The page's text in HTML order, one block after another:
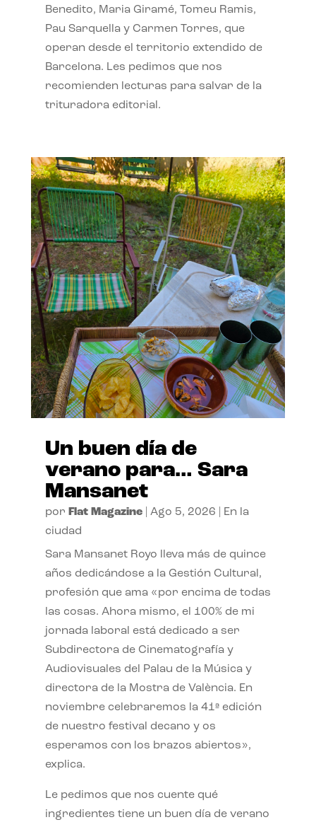
Benedito, Maria Giramé, Tomeu Ramis,
Pau Sarquella y Carmen Torres, que
operan desde el territorio extendido de
Barcelona. Les pedimos que nos
recomienden lecturas para salvar de la
trituradora editorial.
Un buen día de
verano para… Sara
Mansanet
por Flat Magazine| Ago 5, 2026
En la
ciudad
Sara Mansanet Royo lleva más de quince
años dedicándose a la Gestión Cultural,
profesión que ama «por encima de todas
las cosas. Ahora mismo, el 100% de mi
jornada laboral está dedicado a ser
Subdirectora de Cinematografía y
Audiovisuales del Palau de la Música y
directora de la Mostra de València. En
noviembre celebraremos la 41ª edición
de nuestro festival decano y os
esperamos con los brazos abiertos»,
explica.
Le pedimos que nos cuente qué
ingredientes tiene un buen día de verano